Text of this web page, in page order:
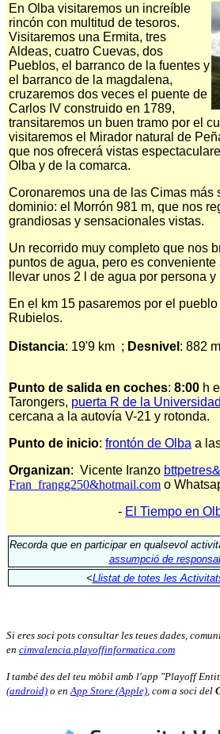
En Olba visitaremos un increíble
rincón con multitud de tesoros.
Visitaremos una Ermita, tres
Aldeas, cuatro Cuevas, dos
Pueblos, el barranco de la fuentes y
el barranco de la magdalena,
cruzaremos dos veces el puente de
Carlos IV construido en 1789,
transitaremos un buen tramo por el
visitaremos el Mirador natural de
que nos ofrecerá vistas
Olba y de la comarca.
Coronaremos una de las Cimas más
dominio: el Morrón 981 m, que nos
grandiosas y sensacionales vistas.
Un recorrido muy completo que nos
puntos de agua, pero es
llevar unos 2 l de agua por persona
En el km 15 pasaremos por el
Rubielos.
Distancia: 19'9 km ; Desnivel : 882 m
Punto de salida en coches: 8:00 h
Tarongers, puerta R de la
cercana a la autovía V-21 y rotonda.
Punto de inicio: frontón de Olba a
Organizan: Vicente Iranzo
Fran frangg250&hotmail.com o
- El Tiempo en
Recorda que en participar en qualsevol
assumpció de
<Llistat de totes les
Si eres soci pots consultar les teues dades,
en cimvalencia.playoffinformatica.com
I també des del teu mòbil amb l'app "Playoff
(android) o en App Store (Apple) , com a soci del